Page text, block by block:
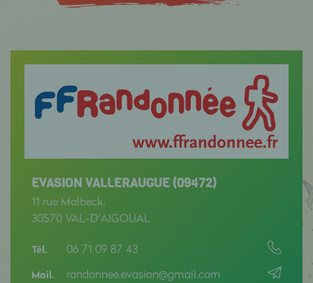
EVASION VALLERAUGUE (09472)
11 rue Malbeck,
30570 VAL-D'AIGOUAL
Tél. 06 71 09 87 43
Mail. randonnee.evasion@gmail.com